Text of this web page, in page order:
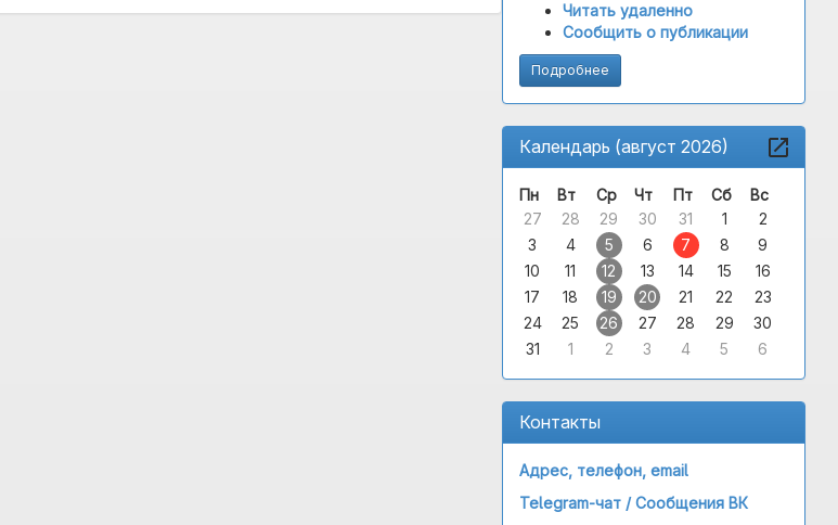
Читать удаленно
Сообщить о публикации
Подробнее
Календарь (август 2026)
Пн Вт Ср Чт Пт Сб
Вс
27
28 29 30 31 1
2
3
4 5 6 7 8
9
10
11 12 13 14 15
16
17
18 19 20 21 22
23
24
25 26 27 28 29
30
31
1 2 3 4 5 6
Контакты
Адрес, телефон, email
Telegram-чат /Сообщения ВК